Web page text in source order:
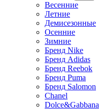
Весенние
Летние
Демисезонные
Осенние
Зимние
Бренд Nike
Бренд Adidas
Бренд Reebok
Бренд Puma
Бренд Salomon
Chanel
Dolce&Gabbana